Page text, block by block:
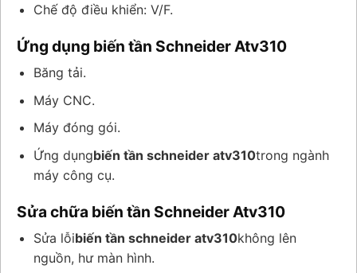
Chế độ điều khiển: V/F.
Ứng dụng biến tần Schneider Atv310
Băng tải.
Máy CNC.
Máy đóng gói.
Ứng dụngbiến tần schneider atv310trong ngành
máy công cụ.
Sửa chữa biến tần Schneider Atv310
Sửa lỗibiến tần schneider atv310không lên
nguồn, hư màn hình.